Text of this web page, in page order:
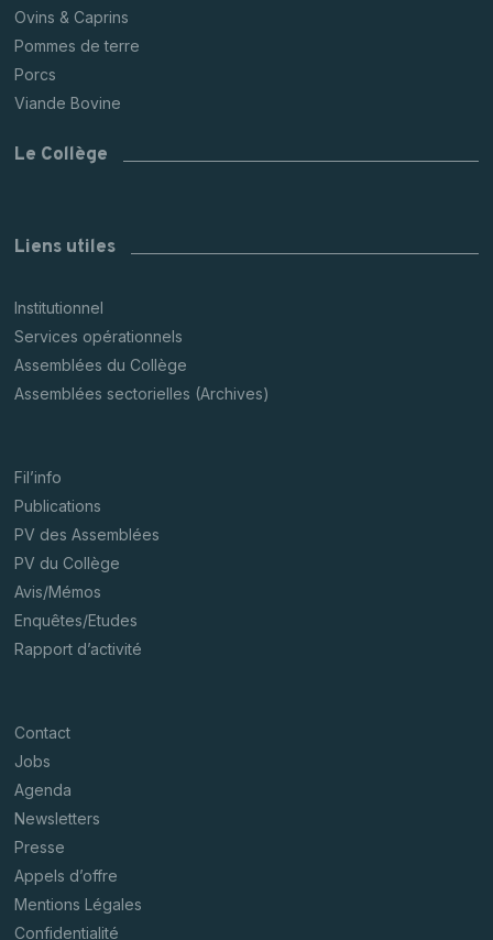
Ovins & Caprins
Pommes de terre
Porcs
Viande Bovine
Le Collège
Liens utiles
Institutionnel
Services opérationnels
Assemblées du Collège
Assemblées sectorielles (Archives)
Fil’info
Publications
PV des Assemblées
PV du Collège
Avis/Mémos
Enquêtes/Etudes
Rapport d’activité
Contact
Jobs
Agenda
Newsletters
Presse
Appels d’offre
Mentions Légales
Confidentialité